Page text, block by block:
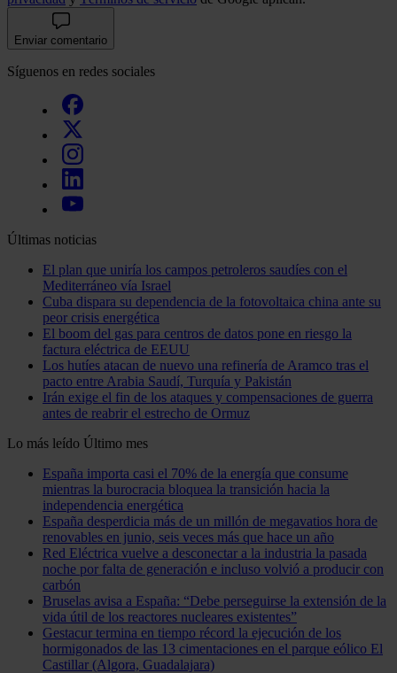
Enviar comentario
Síguenos en redes sociales
Últimas noticias
El plan que uniría los campos petroleros saudíes con el
Mediterráneo vía Israel
Cuba dispara su dependencia de la fotovoltaica china ante su
peor crisis energética
El boom del gas para centros de datos pone en riesgo la
factura eléctrica de EEUU
Los hutíes atacan de nuevo una refinería de Aramco tras el
pacto entre Arabia Saudí, Turquía y Pakistán
Irán exige el fin de los ataques y compensaciones de guerra
antes de reabrir el estrecho de Ormuz
Lo más leído Último mes
España importa casi el 70% de la energía que consume
mientras la burocracia bloquea la transición hacia la
independencia energética
España desperdicia más de un millón de megavatios hora de
renovables en junio, seis veces más que hace un año
Red Eléctrica vuelve a desconectar a la industria la pasada
noche por falta de generación e incluso volvió a producir con
carbón
Bruselas avisa a España: “Debe perseguirse la extensión de la
vida útil de los reactores nucleares existentes”
Gestacur termina en tiempo récord la ejecución de los
hormigonados de las 13 cimentaciones en el parque eólico El
Castillar (Algora, Guadalajara)